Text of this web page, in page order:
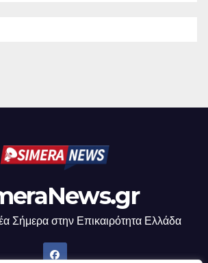
Σήμερα στην Επικαιρότητα Ελλάδα